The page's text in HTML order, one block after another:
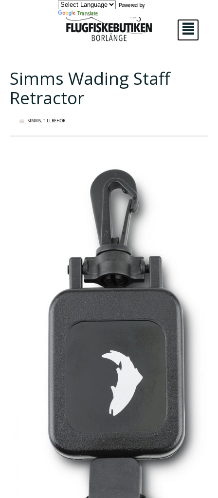
Powered by
Translate
²
Simms Wading Staff
Retractor
SIMMS,TILLBEHÖR